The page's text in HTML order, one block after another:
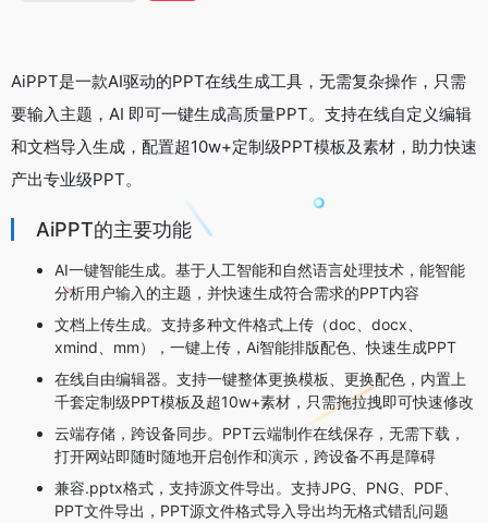
AiPPT是一款AI驱动的PPT在线生成工具，无需复杂操作，只需
要输入主题，AI 即可一键生成高质量PPT。支持在线自定义编辑
和文档导入生成，配置超10w+定制级PPT模板及素材，助力快速
产出专业级PPT。
AiPPT的主要功能
AI一键智能生成。基于人工智能和自然语言处理技术，能智能
分析用户输入的主题，并快速生成符合需求的PPT内容
文档上传生成。支持多种文件格式上传（doc、docx、
xmind、mm），一键上传，Ai智能排版配色、快速生成PPT
在线自由编辑器。支持一键整体更换模板、更换配色，内置上
千套定制级PPT模板及超10w+素材，只需拖拉拽即可快速修改
云端存储，跨设备同步。PPT云端制作在线保存，无需下载，
打开网站即随时随地开启创作和演示，跨设备不再是障碍
兼容.pptx格式，支持源文件导出。支持JPG、PNG、PDF、
PPT文件导出，PPT源文件格式导入导出均无格式错乱问题